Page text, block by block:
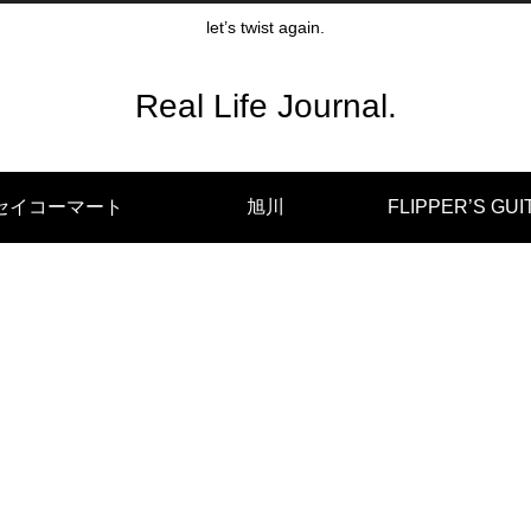
let’s twist again.
Real Life Journal.
イコーマート 旭川 FLIPPER’S